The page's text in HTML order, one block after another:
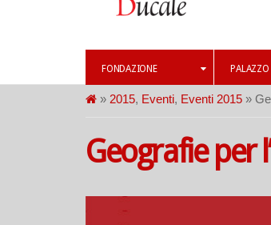
FONDAZIONE
» 2015, Eventi, Eventi 2015 »
Geografie per